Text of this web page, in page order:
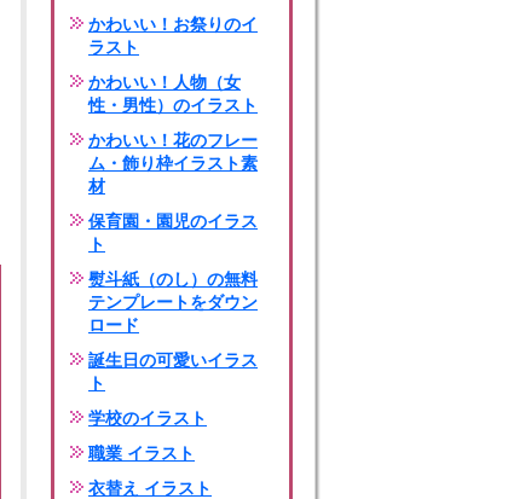
かわいい！お祭りのイ
ラスト
かわいい！人物（女
性・男性）のイラスト
かわいい！花のフレー
ム・飾り枠イラスト素
材
保育園・園児のイラス
ト
熨斗紙（のし）の無料
テンプレートをダウン
ロード
誕生日の可愛いイラス
ト
学校のイラスト
職業 イラスト
衣替え イラスト